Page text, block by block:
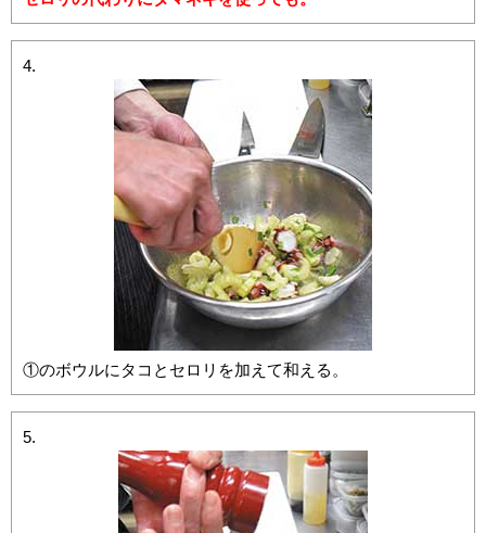
①のボウルにタコとセロリを加えて和える。